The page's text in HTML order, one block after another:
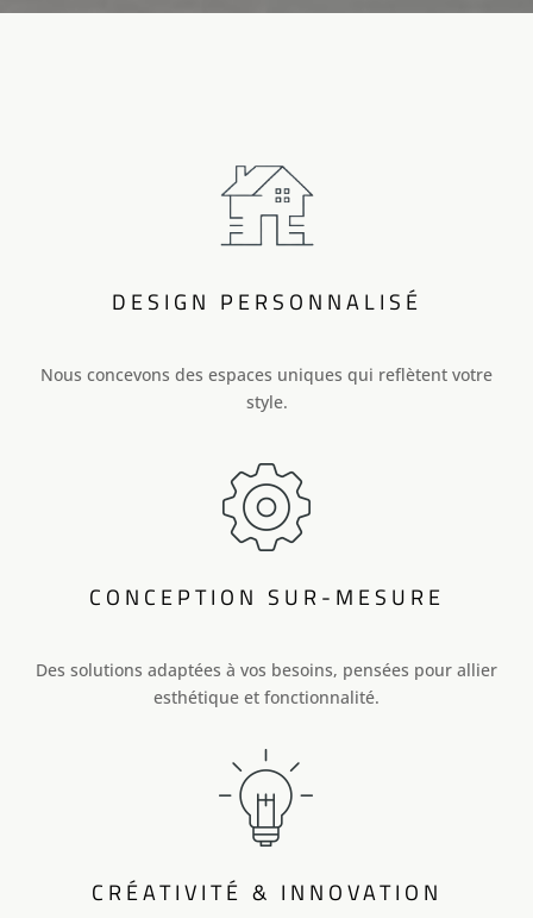
DESIGN PERSONNALISÉ
Nous concevons des espaces uniques qui reflètent votre
style.
CONCEPTION SUR-MESURE
Des solutions adaptées à vos besoins, pensées pour allier
esthétique et fonctionnalité.
CRÉATIVITÉ & INNOVATION